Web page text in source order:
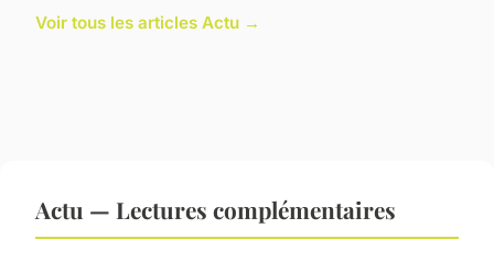
Voir tous les articles Actu →
Actu — Lectures complémentaires